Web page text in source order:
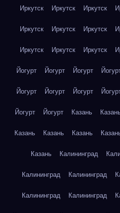
Иркутск Иркутск Иркутск
Иркутск Иркутск Иркутск
Иркутск Иркутск Иркутск
Йогурт Йогурт Йогурт
Йогурт Йогурт Йогурт
Йогурт Йогурт Казань
Казань Казань Казань
Казань Калининград
Калининград Калининград
Калининград Калининград